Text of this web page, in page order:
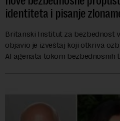
identiteta i pisanje
Britanski Institut za bezbednost
objavio je izveštaj koji otkriva
AI agenata tokom bezbednosnih